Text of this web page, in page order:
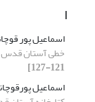
ا
اسماعیل پور
خطی آستان
121-127]
اسماعیل